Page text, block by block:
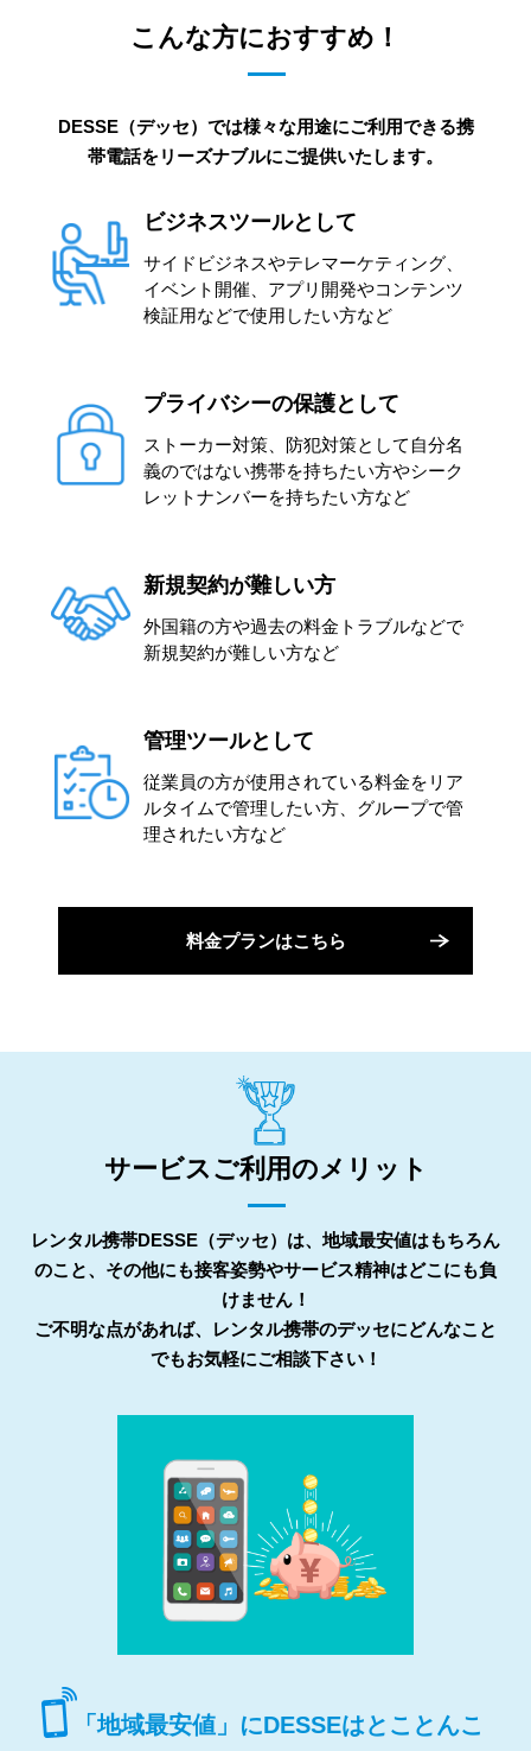
こんな方におすすめ！
DESSE（デッセ）では様々な用途にご利用できる携
帯電話をリーズナブルにご提供いたします。
ビジネスツールとして
サイドビジネスやテレマーケティング、
イベント開催、アプリ開発やコンテンツ
検証用などで使用したい方など
プライバシーの保護として
ストーカー対策、防犯対策として自分名
義のではない携帯を持ちたい方やシーク
レットナンバーを持ちたい方など
新規契約が難しい方
外国籍の方や過去の料金トラブルなどで
新規契約が難しい方など
管理ツールとして
従業員の方が使用されている料金をリア
ルタイムで管理したい方、グループで管
理されたい方など
料金プランはこちら
サービスご利用のメリット
レンタル携帯DESSE（デッセ）は、地域最安値はもちろん
のこと、その他にも接客姿勢やサービス精神はどこにも負
けません！
ご不明な点があれば、レンタル携帯のデッセにどんなこと
でもお気軽にご相談下さい！
「地域最安値」にDESSEはとことんこ